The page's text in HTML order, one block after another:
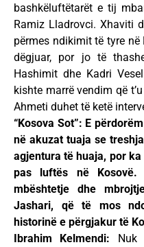
bashkëluftëtarët e tij
Ramiz Lladrovci. Xhaviti
përmes ndikimit të tyre në
dëgjuar, por jo të
Hashimit dhe Kadri
kishte marrë vendim që
Ahmeti duhet të ketë
“Kosova Sot”: E
në akuzat tuaja se
agjentura të huaja, por
pas luftës në
mbështetje dhe
Jashari, që të mos
historinë e përgjakur të
Ibrahim Kelmendi: Nuk